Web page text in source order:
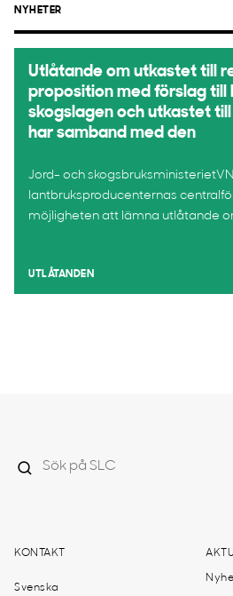
NYHETER
Utlåtande om utkastet till
proposition med förslag till
skogslagen och utkastet
har samband med den
Jord- och
lantbruksproducenternas
möjligheten att lämna utlåtande
UTLÅTANDEN
KONTAKT
Svenska